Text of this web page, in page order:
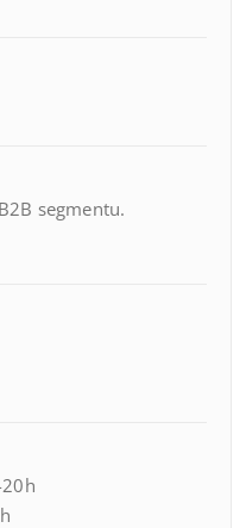
segmentu.